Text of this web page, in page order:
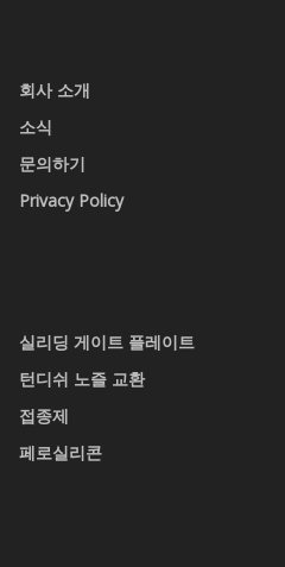
회사 소개
소식
문의하기
Privacy Policy
실리딩 게이트 플레이트
턴디쉬 노즐 교환
접종제
페로실리콘